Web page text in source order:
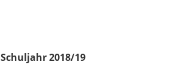
Schuljahr 2018/19